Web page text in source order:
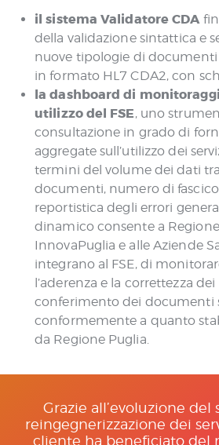
il sistema Validatore CDA
della validazione sintattica e
nuove tipologie di
in formato HL7 CDA2, con
la dashboard di
utilizzo del FSE, uno
consultazione in grado di
aggregate sull’utilizzo dei
termini del volume dei dati
documenti, numero di
reportistica degli errori
dinamico consente a
InnovaPuglia e alle Aziende
integrano al FSE, di
l’aderenza e la correttezza
conferimento dei documenti
conformemente a quanto
da Regione Puglia.
Grazie all’evoluzione del
reingegnerizzazione dei
cliente ha beneficiato del